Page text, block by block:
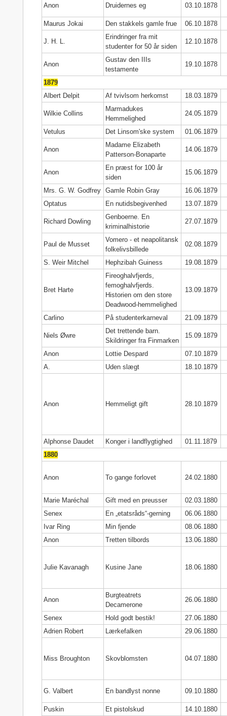
Anon Druidernes eg 03.10.1878
Maurus Jokai Den stakkels gamle frue 06.10.1878
J. H. L.
Erindringer fra mit
studenter for 50 år siden
12.10.1878
Anon
Gustav den IIIs
testamente
19.10.1878
1879
Albert Delpit
Af tvivlsom herkomst 18.03.1879
Wilkie Collins
Marmadukes
Hemmelighed
24.05.1879
Vetulus Det Linsom'ske system 01.06.1879
Anon
Madame Elizabeth
Patterson-Bonaparte
14.06.1879
Anon
En præst for 100 år
siden
15.06.1879
Mrs. G. W. Godfrey Gamle Robin Gray
16.06.1879
Optatus
En nutidsbegivenhed 13.07.1879
Richard Dowling
Genboerne. En
kriminalhistorie
27.07.1879
Paul de Musset
Vomero - et neapolitansk
folkelivsbillede
02.08.1879
S. Weir Mitchel Hephzibah Guiness 19.08.1879
Bret Harte
Fireoghalvfjerds,
femoghalvfjerds.
Historien om den store
Deadwood-hemmelighed
13.09.1879
Carlino På studenterkarneval 21.09.1879
Niels Øwre
Det trettende barn.
Skildringer fra Finmarken
15.09.1879
Anon Lottie Despard
07.10.1879
A.
Uden slægt 18.10.1879
Anon Hemmeligt gift 28.10.1879
Alphonse Daudet Konger i landflygtighed
01.11.1879
1880
Anon To gange forlovet 24.02.1880
Marie Maréchal Gift med en preusser
02.03.1880
Senex
En „etatsråds“-gerning
06.06.1880
Ivar Ring
Min fjende
08.06.1880
Anon
Tretten tilbords 13.06.1880
Julie Kavanagh Kusine Jane 18.06.1880
Anon
Burgteatrets
Decamerone
26.06.1880
Senex Hold godt bestik!
27.06.1880
Adrien Robert
Lærkefalken 29.06.1880
Miss Broughton Skovblomsten 04.07.1880
G. Valbert En bandlyst nonne 09.10.1880
Puskin Et pistolskud 14.10.1880